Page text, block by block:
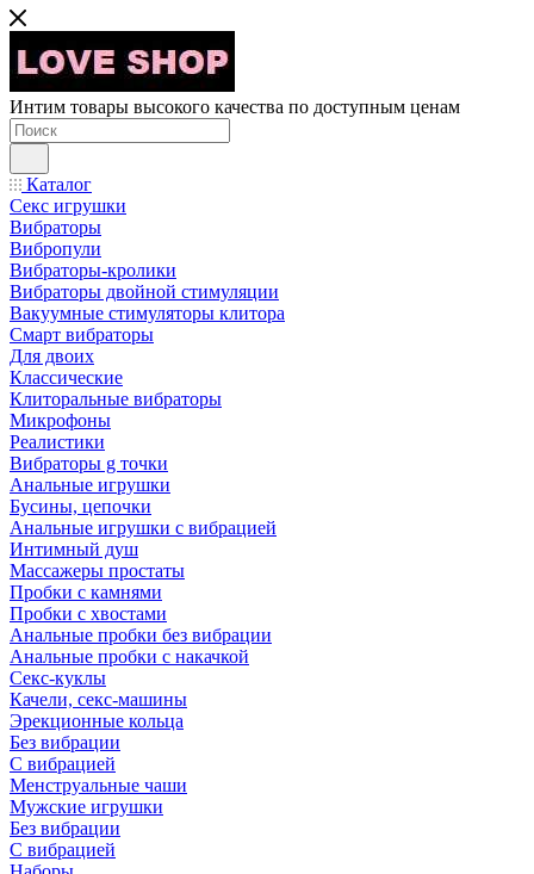
Интим товары высокого качества по доступным ценам
Каталог
Секс игрушки
Вибраторы
Вибропули
Вибраторы-кролики
Вибраторы двойной стимуляции
Вакуумные стимуляторы клитора
Смарт вибраторы
Для двоих
Классические
Клиторальные вибраторы
Микрофоны
Реалистики
Вибраторы g точки
Анальные игрушки
Бусины, цепочки
Анальные игрушки с вибрацией
Интимный душ
Массажеры простаты
Пробки с камнями
Пробки с хвостами
Анальные пробки без вибрации
Анальные пробки с накачкой
Секс-куклы
Качели, секс-машины
Эрекционные кольца
Без вибрации
С вибрацией
Менструальные чаши
Мужские игрушки
Без вибрации
С вибрацией